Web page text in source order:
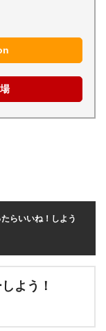
らいいね！しよう
よう！